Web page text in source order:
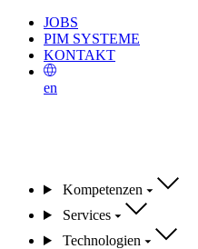
JOBS
PIM SYSTEME
KONTAKT
en
Kompetenzen
Services
Technologien